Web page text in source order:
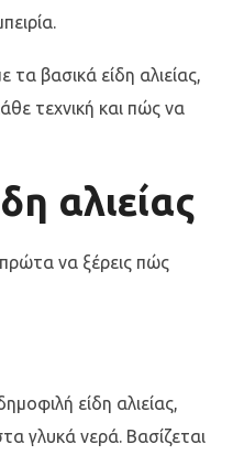
βασικά είδη αλιείας,
τεχνική και πώς να
αλιείας
πρώτα να ξέρεις πώς
είδη αλιείας,
γλυκά νερά. Βασίζεται